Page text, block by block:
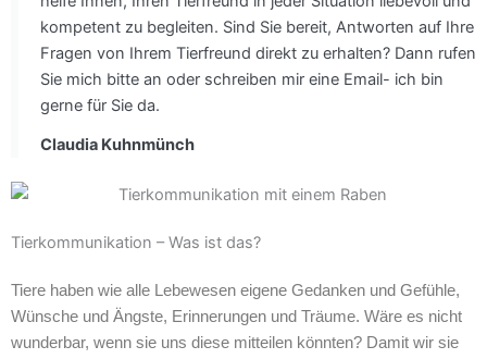
kompetent zu begleiten. Sind Sie bereit, Antworten auf Ihre
Fragen von Ihrem Tierfreund direkt zu erhalten? Dann rufen
Sie mich bitte an oder schreiben mir eine Email- ich bin
gerne für Sie da.
Claudia Kuhnmünch
Tierkommunikation – Was ist das?
Tiere haben wie alle Lebewesen eigene Gedanken und Gefühle,
Wünsche und Ängste, Erinnerungen und Träume. Wäre es nicht
wunderbar, wenn sie uns diese mitteilen könnten? Damit wir sie